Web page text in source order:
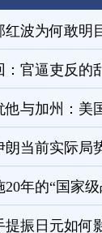
波为何敢明
官逼吏反的
他与加州：美
朗当前实际局
年的“国家
提振日元如何